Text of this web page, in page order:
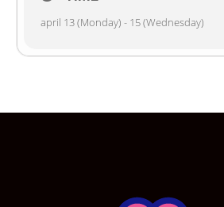
april 13 (Monday) - 15 (Wednesday)